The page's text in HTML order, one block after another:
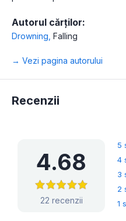
Autorul cărților:
Drowning Falling
→ Vezi pagina autorului
Recenzii
4.68
22 recenzii
5
4
3
2
1